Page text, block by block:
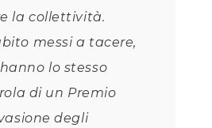
la collettività.
messi a tacere,
lo stesso
di un Premio
degli